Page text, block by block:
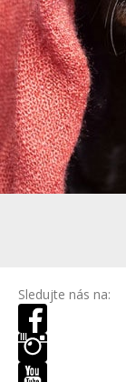
Sledujte nás na: